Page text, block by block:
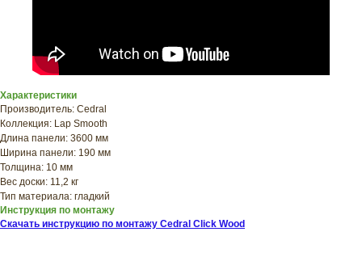
Характеристики
Производитель: Cedral
Коллекция: Lap Smooth
Длина панели: 3600 мм
Ширина панели: 190 мм
Толщина: 10 мм
Вес доски: 11,2 кг
Тип материала: гладкий
Инструкция по монтажу
Скачать инструкцию по монтажу Cedral Click Wood